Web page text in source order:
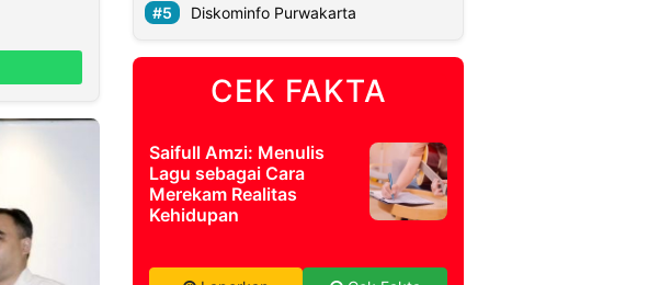
Diskominfo Purwakarta
CEK FAKTA
Saifull Amzi: Menulis
Lagu sebagai Cara
Merekam Realitas
Kehidupan